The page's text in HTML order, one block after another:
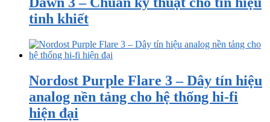
tinh khiết
Nordost Purple Flare 3 – Dây tín hiệu
analog nền tảng cho hệ thống hi-fi
hiện đại